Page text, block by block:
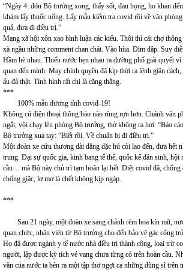
“Ngày 4: đón Bộ trưởng xong, thấy sốt, đau họng, ho khan
khám lấy thuốc uống. Lấy mẫu kiểm tra covid rồi về văn
quả, đưa đi điều trị.”
Mạng xã hội xôn xao bình luận các kiểu. Thôi thì cái chợ
xà ngầu những comment chan chát. Vào hùa. Dìm dập. Suy
Hầm hè nhau. Thiếu nước hẹn nhau ra đường phố giải quyết
quan đến mình. May chính quyền đã kịp thời ra lệnh giãn
ẩu đả thật. Tình hình rất chi là căng thẳng.
***
100% mẫu dương tính covid-19!
Không cú điện thoại thông báo nào rùng rợn hơn. Chánh văn
ngắt, vội chạy lên phòng Bộ trưởng, thở không ra hơi: “Báo
Bộ trưởng xua tay: “Biết rồi. Về chuẩn bị đi điều trị.”
Một đoàn xe cứu thương dài dằng dặc hú còi lao đến, đưa hết
trung. Đại sự quốc gia, kinh bang tế thế, quốc kế dân sinh, hội
cầu… mà Bộ này chủ trì tạm hoãn lại hết. Diệt covid đã,
chống giặc, lơ mơ là chết không kịp ngáp.
***
Sau 21 ngày, một đoàn xe sang chảnh rèm hoa kín mít,
quan chức, nhân viên từ Bộ trưởng cho đến bảo vệ gác cổng
Họ đã được ngành y tế nước nhà điều trị thành công, loại trừ
người, lập được kỳ tích vẻ vang chưa từng có trên hoàn cầu.
văn của nước ta bèn ra một tập thơ ngợi ca những dũng sĩ trên